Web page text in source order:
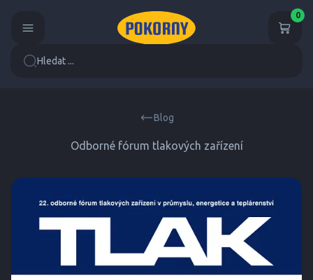
Hledat ...
0
Blog
Odborné fórum tlakových zařízení